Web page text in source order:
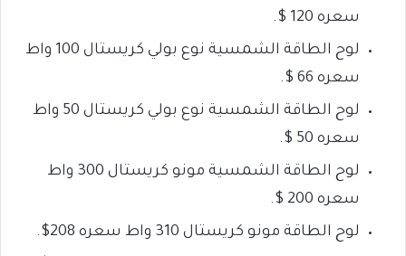
سعره 120 $.
لوح الطاقة الشمسية نوع بولي كريستال 100 واط
سعره 66 $.
لوح الطاقة الشمسية نوع بولي كريستال 50 واط
سعره 50 $.
لوح الطاقة الشمسية مونو كريستال 300 واط
سعره 200 $.
لوح الطاقة مونو كريستال 310 واط
سعره 208$.